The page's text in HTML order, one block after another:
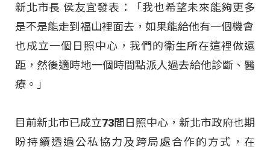
新北市長 侯友宜發表：「我也希望未來能夠更多
是不是能走到福山裡面去，如果能給他有一個機會
也成立一個日照中心，我們的衛生所在這裡做遠
距，然後適時地一個時間點派人過去給他診斷、醫
療。」
目前新北市已成立73間日照中心，新北市政府也期
盼持續透過公私協力及跨局處合作的方式，在